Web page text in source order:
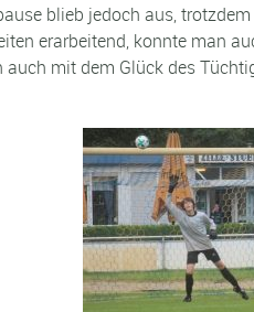
blieb jedoch aus,
erarbeitend, konnte man
mit dem Glück des